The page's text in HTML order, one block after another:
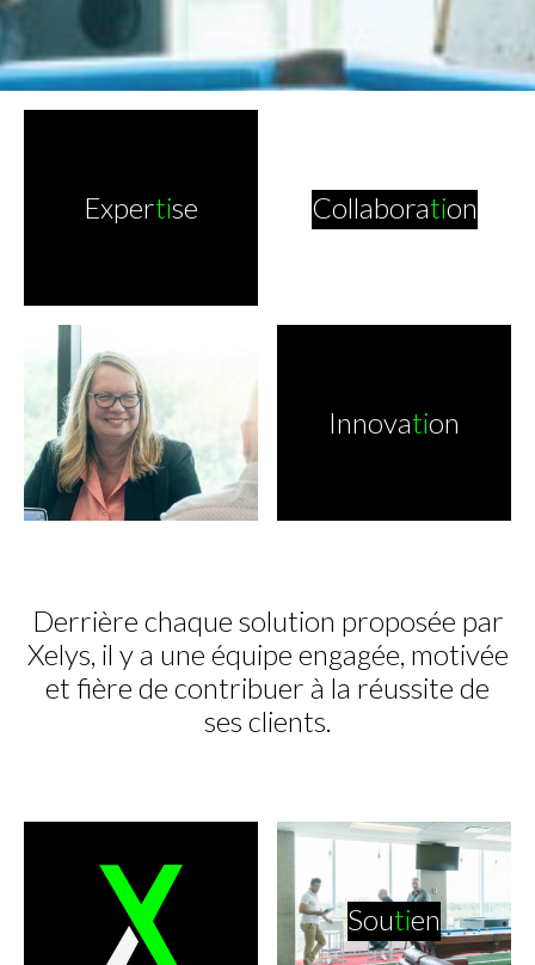
Expertise Collaboration
Innovation
Derrière chaque solution proposée par
Xelys, il y a une équipe engagée, motivée
et fière de contribuer à la réussite de
ses clients.
Soutien